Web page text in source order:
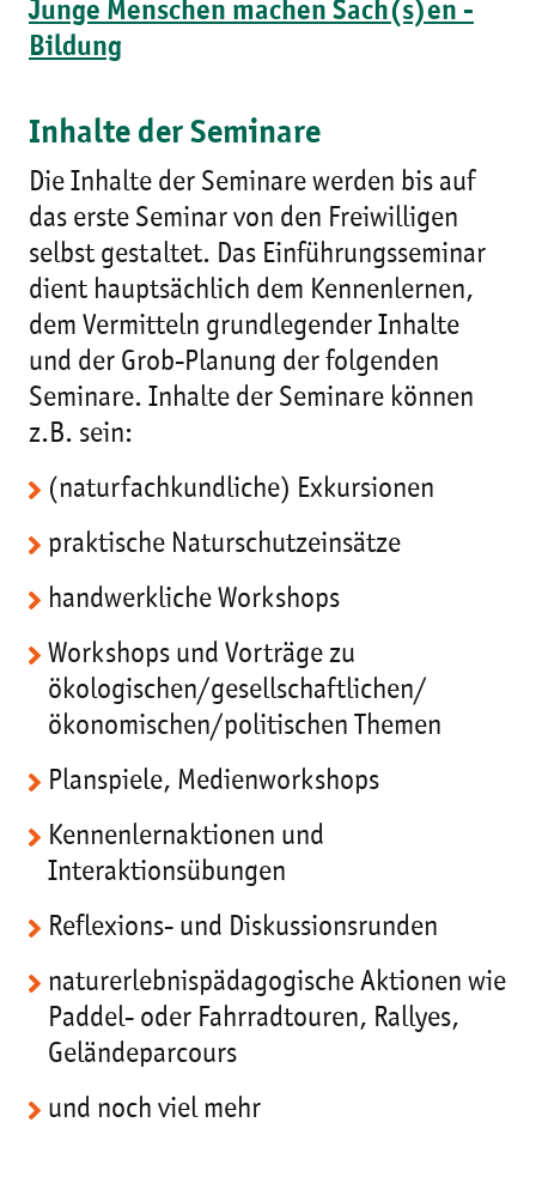
Junge Menschen machen Sach(s)en -
Bildung
Inhalte der Seminare
Die Inhalte der Seminare werden bis auf
das erste Seminar von den Freiwilligen
selbst gestaltet. Das Einführungsseminar
dient hauptsächlich dem Kennenlernen,
dem Vermitteln grundlegender Inhalte
und der Grob-Planung der folgenden
Seminare. Inhalte der Seminare können
z.B. sein:
(naturfachkundliche) Exkursionen
praktische Naturschutzeinsätze
handwerkliche Workshops
Workshops und Vorträge zu
ökologischen/gesellschaftlichen/
ökonomischen/politischen Themen
Planspiele, Medienworkshops
Kennenlernaktionen und
Interaktionsübungen
Reflexions- und Diskussionsrunden
naturerlebnispädagogische Aktionen wie
Paddel- oder Fahrradtouren, Rallyes,
Geländeparcours
und noch viel mehr